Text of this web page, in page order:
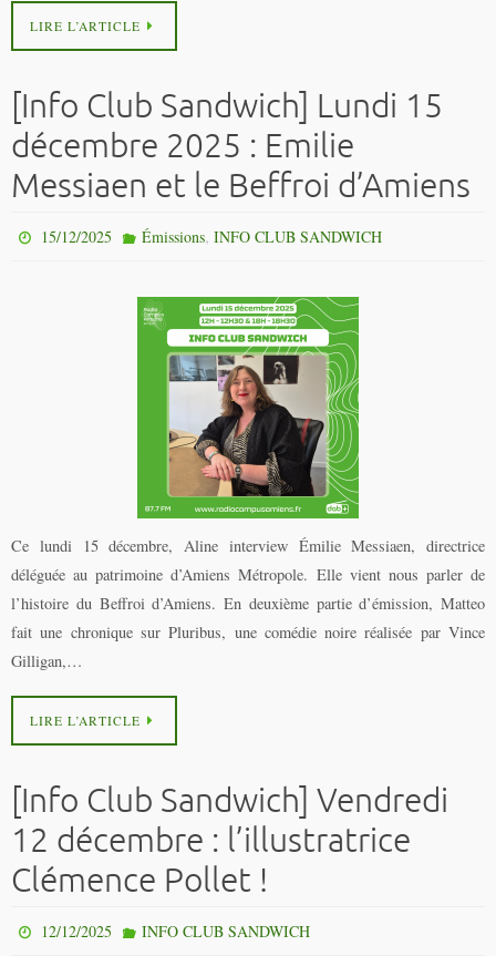
LIRE L’ARTICLE
[Info Club Sandwich] Lundi 15
décembre 2025 : Emilie
Messiaen et le Beffroi d’Amiens
15/12/2025 Émissions, INFO CLUB SANDWICH
Ce lundi 15 décembre, Aline interview Émilie Messiaen, directrice
déléguée au patrimoine d’Amiens Métropole. Elle vient nous parler de
l’histoire du Beffroi d’Amiens. En deuxième partie d’émission, Matteo
fait une chronique sur Pluribus, une comédie noire réalisée par Vince
Gilligan,…
LIRE L’ARTICLE
[Info Club Sandwich] Vendredi
12 décembre : l’illustratrice
Clémence Pollet !
12/12/2025 INFO CLUB SANDWICH